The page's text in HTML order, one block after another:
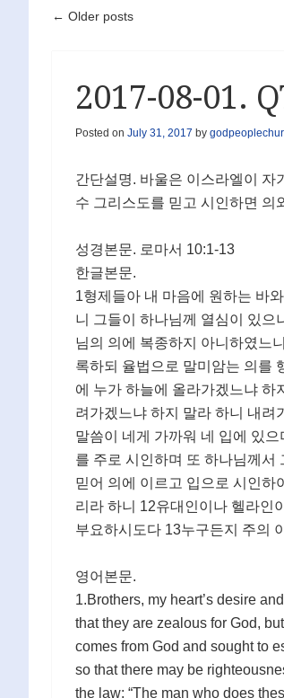
Post
← Older posts
2017-08-01.
Posted on July 31, 2017 by
간단설명. 바울은 이스라엘이 자
수 그리스도를 믿고 시인하면 의
성경본문. 로마서 10:1-13
한글본문.
1형제들아 내 마음에 원하는 바
니 그들이 하나님께 열심이 있으
님의 의에 복종하지 아니하였느
록하되 율법으로 말미암는 의를
에 누가 하늘에 올라가겠느냐 하
려가겠느냐 하지 말라 하니 내려
말씀이 네게 가까워 네 입에 있
를 주로 시인하며 또 하나님께서
믿어 의에 이르고 입으로 시인하
리라 하니 12유대인이나 헬라인
부요하시도다 13누구든지 주의
영어본문.
1.Brothers, my heart’s desire
that they are zealous for God,
comes from God and sought to
so that there may be
the law: “The man who does